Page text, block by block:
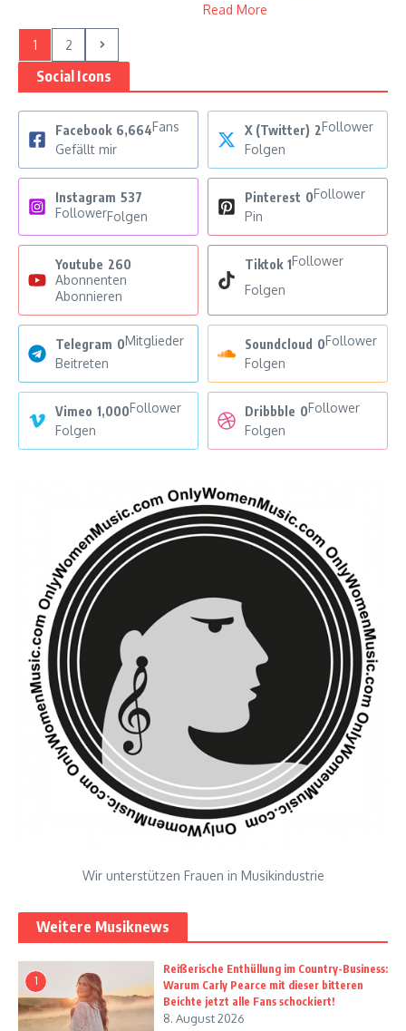
Read More
1 2
Social Icons
Facebook 6,664Fans
Gefällt mir
X (Twitter) 2Follower
Folgen
Instagram 537
FollowerFolgen
Pinterest 0Follower
Pin
Youtube 260
Abonnenten
Abonnieren
Tiktok 1Follower
Folgen
Telegram 0Mitglieder
Beitreten
Soundcloud 0Follower
Folgen
Vimeo 1,000Follower
Folgen
Dribbble 0Follower
Folgen
Wir unterstützen Frauen in Musikindustrie
Weitere Musiknews
1
Reißerische Enthüllung im Country-Business:
Warum Carly Pearce mit dieser bitteren
Beichte jetzt alle Fans schockiert!
8. August 2026